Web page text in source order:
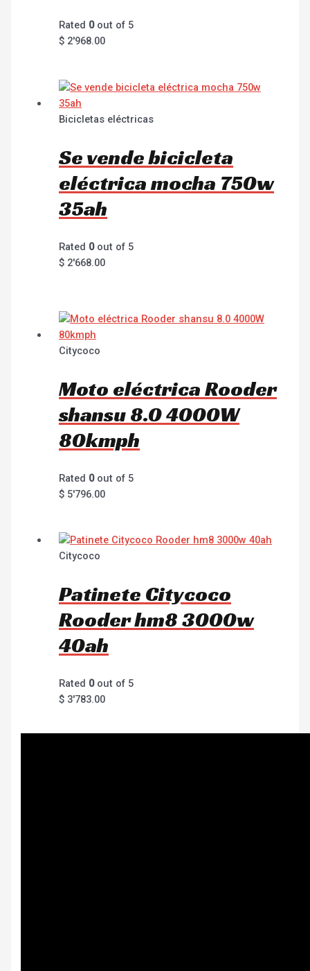
Rated 0out of 5
$ 2'968.00
Bicicletas eléctricas
Se vende bicicleta
eléctrica mocha 750w
35ah
Rated 0out of 5
$ 2'668.00
Citycoco
Moto eléctrica Rooder
shansu 8.0 4000W
80kmph
Rated 0out of 5
$ 5'796.00
Citycoco
Patinete Citycoco
Rooder hm8 3000w
40ah
Rated 0out of 5
$ 3'783.00